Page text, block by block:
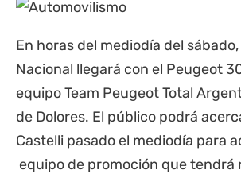
En horas del mediodía del
Nacional llegará con el Peugeot
equipo Team Peugeot Total
de Dolores. El público podrá
Castelli pasado el mediodía para
equipo de promoción que tendrá